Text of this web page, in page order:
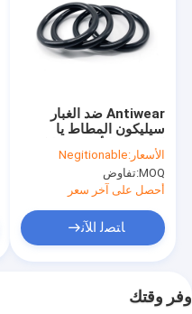
Antiwear ضد الغبار
سيليكون المطاط يا
الدائري ، الأختام سيليكون
مقاومة القلويات
المخصصة
الأسعار:Negitionable
MOQ: تفاوض
أحصل على آخر سعر
ﺎﺘﺼﻟ ﺍﻶﻧ
وفر وقتك